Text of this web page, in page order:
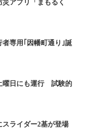
アプリ「まもるく
専用｢因幡町通り｣誕
曜日にも運行 試験的
ライダー2基が登場